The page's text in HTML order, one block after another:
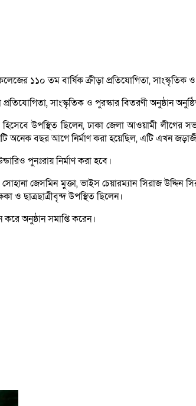
১১০ তম বার্ষিক ক্রীড়া প্রতিযোগিতা, সাংস্কৃতিক
সাংস্কৃতিক ও পুরস্কার বিতরণী অনুষ্ঠান
উপস্থিত ছিলেন, ঢাকা জেলা আওয়ামী লীগের
অনেক বছর আগে নির্মাণ করা হয়েছিল, এটি এখন
পুনঃরায় নির্মাণ করা হবে।
জেসমিন মুক্তা, ভাইস চেয়ারম্যান সিরাজ
ও ছাত্রছাত্রীবৃন্দ উপস্থিত ছিলেন।
করে অনুষ্ঠান সমাপ্তি করেন।